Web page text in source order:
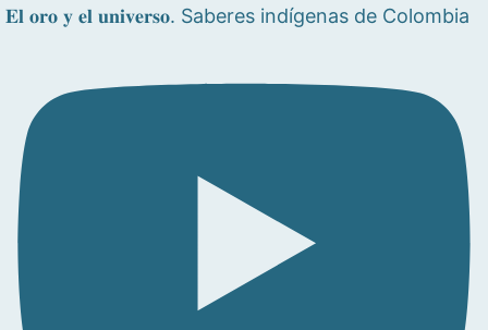
𝐄𝐥 𝐨𝐫𝐨 𝐲 𝐞𝐥 𝐮𝐧𝐢𝐯𝐞𝐫𝐬𝐨. Saberes indígenas de Colombia